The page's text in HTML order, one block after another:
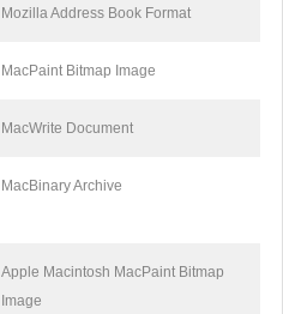
Mozilla Address Book Format
MacPaint Bitmap Image
MacWrite Document
MacBinary Archive
Apple Macintosh MacPaint Bitmap
Image